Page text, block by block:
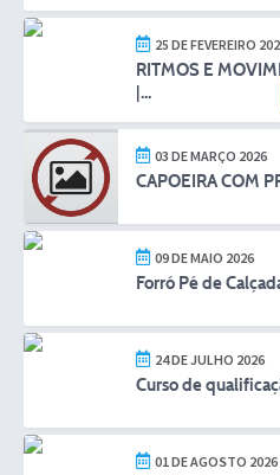
25 DE FEVEREIRO
RITMOS E
|...
03 DE MARÇO 2026
CAPOEIRA COM
09 DE MAIO 2026
Forró Pé de
24 DE JULHO 2026
Curso de
01 DE AGOSTO 2026